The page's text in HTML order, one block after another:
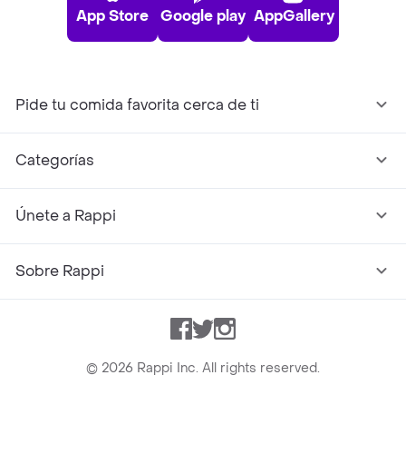
App Store Google play AppGallery
Pide tu comida favorita cerca de ti
Categorías
Únete a Rappi
Sobre Rappi
Facebook
TwitterInstagram
© 2026 Rappi Inc. All rights reserved.